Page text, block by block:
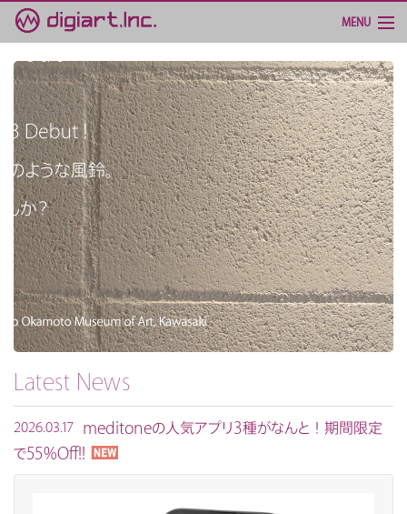
MENU
Top
meditone®
Services
About us
Support
3 3
Latest News
2026.03.17
meditoneの人気アプリ3種がなんと！期間限定
で55%Off!!